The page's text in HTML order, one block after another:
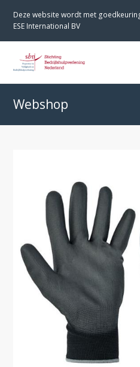
Deze website wordt met
ESE International BV
Webshop